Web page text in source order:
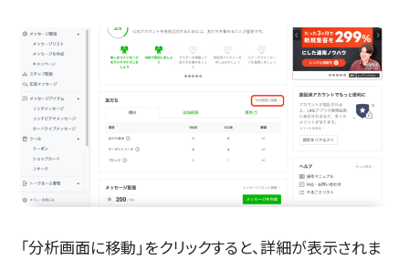
「分析画面に移動」をクリックすると、詳細が表示されま